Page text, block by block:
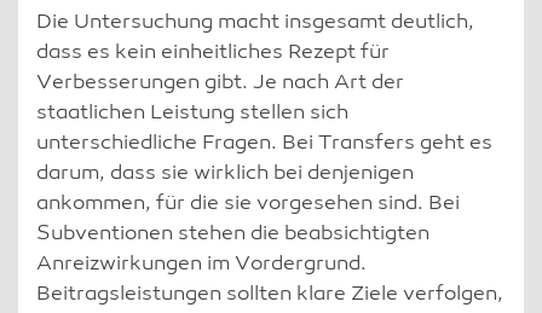
Die Untersuchung macht insgesamt deutlich,
dass es kein einheitliches Rezept für
Verbesserungen gibt. Je nach Art der
staatlichen Leistung stellen sich
unterschiedliche Fragen. Bei Transfers geht es
darum, dass sie wirklich bei denjenigen
ankommen, für die sie vorgesehen sind. Bei
Subventionen stehen die beabsichtigten
Anreizwirkungen im Vordergrund.
Beitragsleistungen sollten klare Ziele verfolgen,